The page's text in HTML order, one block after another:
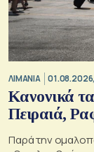
ΛΙΜΑΝΙΑ
Κανονικά
Πειραιά,
Παρά την